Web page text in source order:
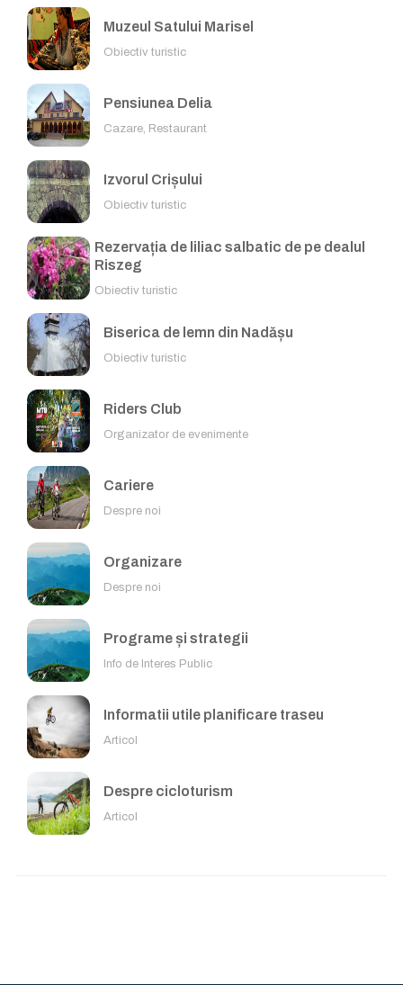
Muzeul Satului Marisel
Obiectiv turistic
Pensiunea Delia
Cazare, Restaurant
Izvorul Crișului
Obiectiv turistic
Rezervația de liliac salbatic de pe dealul
Riszeg
Obiectiv turistic
Biserica de lemn din Nadășu
Obiectiv turistic
Riders Club
Organizator de evenimente
Cariere
Despre noi
Organizare
Despre noi
Programe și strategii
Info de Interes Public
Informatii utile planificare traseu
Articol
Despre cicloturism
Articol